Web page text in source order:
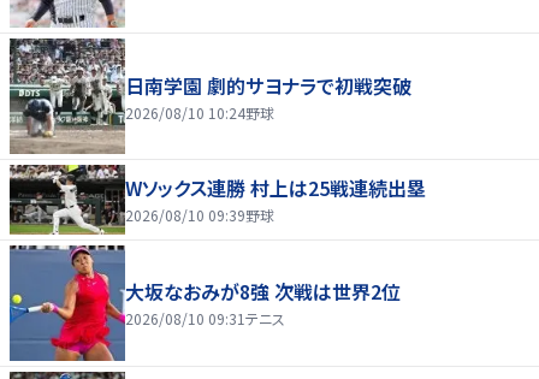
日南学園 劇的サヨナラで初戦突破
2026/08/10 10:24野球
Wソックス連勝 村上は25戦連続出塁
2026/08/10 09:39野球
大坂なおみが8強 次戦は世界2位
2026/08/10 09:31テニス